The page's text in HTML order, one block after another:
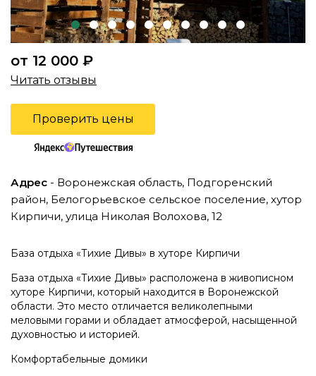
от 12 000 ₽
Читать отзывы
Проверить цены
Адрес - Воронежская область, Подгоренский
район, Белогорьевское сельское поселение, хутор
Кирпичи, улица Николая Волохова, 12
База отдыха «Тихие Дивы» в хуторе Кирпичи
База отдыха «Тихие Дивы» расположена в живописном
хуторе Кирпичи, который находится в Воронежской
области. Это место отличается великолепными
меловыми горами и обладает атмосферой, насыщенной
духовностью и историей.
Комфортабельные домики